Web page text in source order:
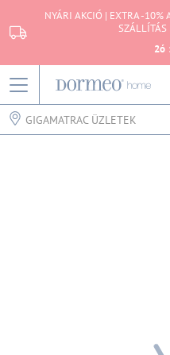
NYÁRI AKCIÓ | EXTRA -10%
2ó :
GIGAMATRAC ÜZLETEK